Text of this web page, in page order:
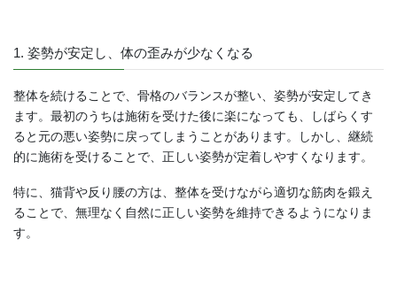
1. 姿勢が安定し、体の歪みが少なくなる
整体を続けることで、骨格のバランスが整い、姿勢が安定してき
ます。最初のうちは施術を受けた後に楽になっても、しばらくす
ると元の悪い姿勢に戻ってしまうことがあります。しかし、継続
的に施術を受けることで、正しい姿勢が定着しやすくなります。
特に、猫背や反り腰の方は、整体を受けながら適切な筋肉を鍛え
ることで、無理なく自然に正しい姿勢を維持できるようになりま
す。